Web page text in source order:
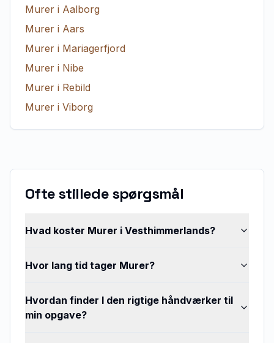
Murer i Aalborg
Murer i Aars
Murer i Mariagerfjord
Murer i Nibe
Murer i Rebild
Murer i Viborg
Ofte stillede spørgsmål
Hvad koster Murer i Vesthimmerlands?
Hvor lang tid tager Murer?
Hvordan finder I den rigtige håndværker til
min opgave?